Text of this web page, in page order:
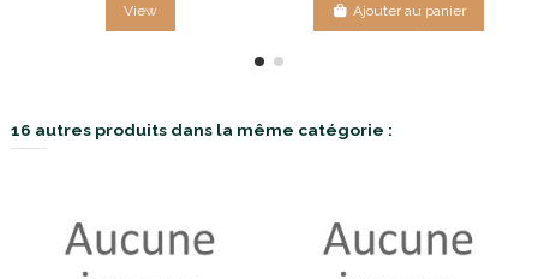
View Ajouter au panier
16 autres produits dans la même catégorie :